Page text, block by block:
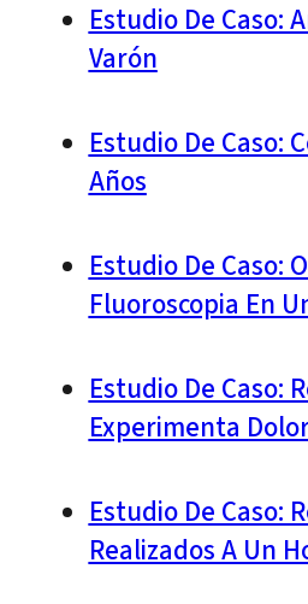
Estudio De Caso:
Varón
Estudio De Caso:
Años
Estudio De Caso:
Fluoroscopia En
Estudio De Caso:
Experimenta
Estudio De Caso:
Realizados A Un